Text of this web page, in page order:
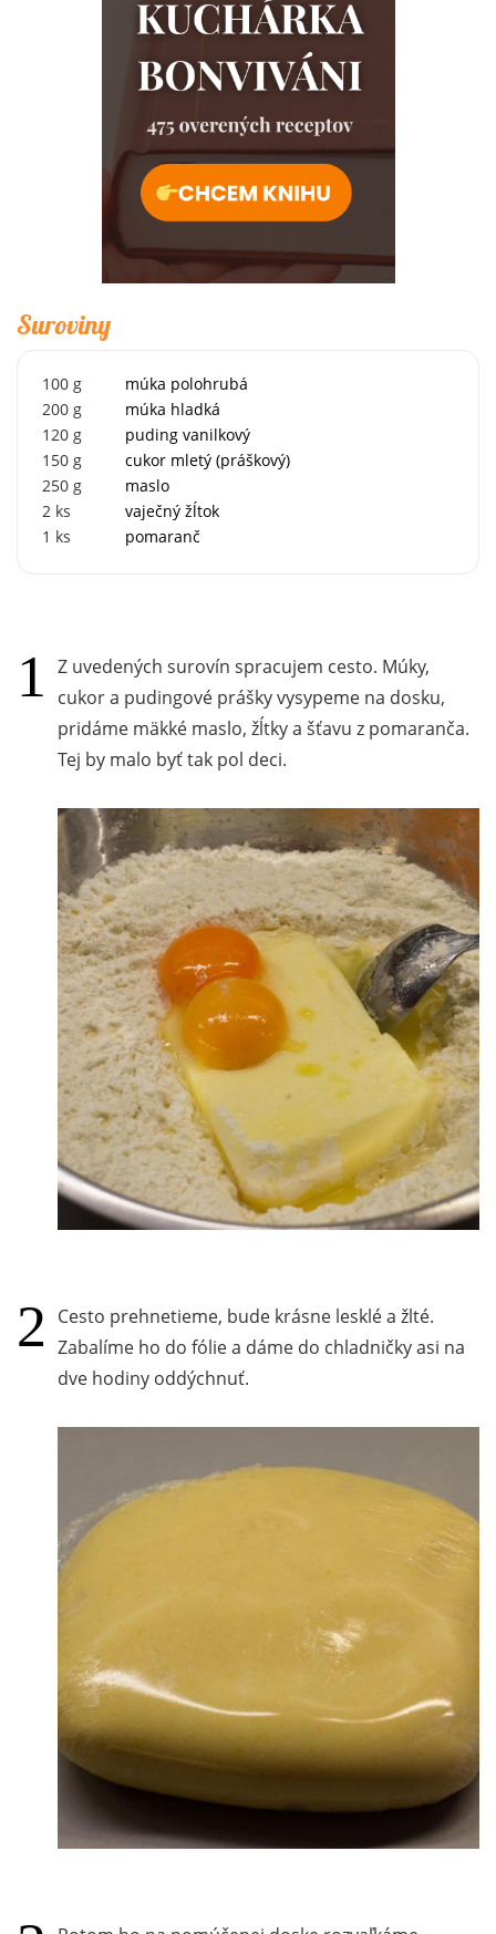
Suroviny
100 g
múka polohrubá
200 g
múka hladká
120 g
puding vanilkový
150 g
cukor mletý (práškový)
250 g
maslo
2 ks
vaječný žĺtok
1 ks pomaranč
Z uvedených surovín spracujem cesto. Múky,
cukor a pudingové prášky vysypeme na dosku,
pridáme mäkké maslo, žĺtky a šťavu z pomaranča.
Tej by malo byť tak pol deci.
Cesto prehnetieme, bude krásne lesklé a žlté.
Zabalíme ho do fólie a dáme do chladničky asi na
dve hodiny oddýchnuť.